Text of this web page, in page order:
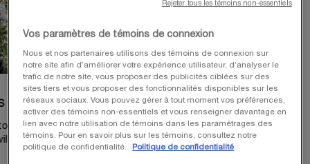
different
help by
FRANÇOISE LEHMANN
LANCÔME GLOBAL BRAND PRESIDENT
“Today and more than ever, the world needs care.
Since its creation over 85 years ago, Lancôme has
championed care and transmission as part of its
Vos paramètres de témoins de connexion
Nous et nos partenaires utilisons des témoins de connexion sur
notre site afin d’améliorer votre expérience utilisateur, d’analyser le
trafic de notre site, vous proposer des publicités ciblées sur des
sites tiers et vous proposer des fonctionnalités disponibles sur les
réseaux sociaux. Vous pouvez gérer à tout moment vos préférences,
activer des témoins non-essentiels et vous renseigner davantage en
lien avec notre utilisation de témoins dans les paramétrages des
témoins. Pour en savoir plus sur les témoins, consultez notre
politique de confidentialité.
Politique de confidentialité
Rejeter tous les témoins non-essentiels